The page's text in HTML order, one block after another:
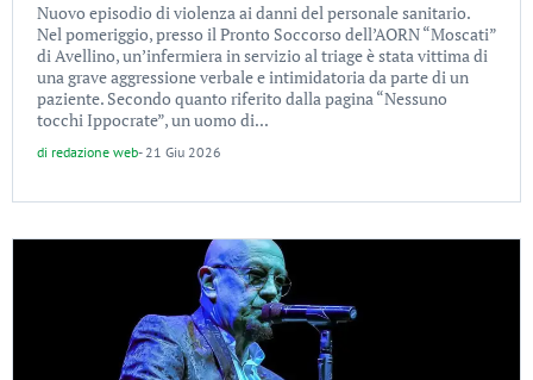
Nuovo episodio di violenza ai danni del personale sanitario.
Nel pomeriggio, presso il Pronto Soccorso dell’AORN “Moscati”
di Avellino, un’infermiera in servizio al triage è stata vittima di
una grave aggressione verbale e intimidatoria da parte di un
paziente. Secondo quanto riferito dalla pagina “Nessuno
tocchi Ippocrate”, un uomo di...
di redazione web- 21 Giu 2026